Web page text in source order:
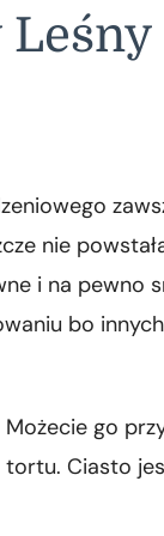
nie
i na pewno
bo
go
Ciasto